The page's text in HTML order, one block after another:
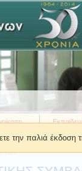
την παλιά έκδοση
Τύπου Πρυτανείας »